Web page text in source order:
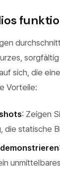
sich, die
Vorteile:
: Zeigen
statische